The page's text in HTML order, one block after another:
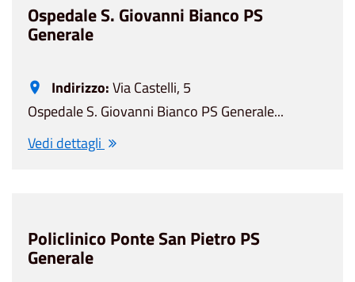
Ospedale S. Giovanni Bianco PS
Generale
Indirizzo:Via Castelli, 5
Ospedale S. Giovanni Bianco PS Generale...
Vedi dettagli
Policlinico Ponte San Pietro PS
Generale